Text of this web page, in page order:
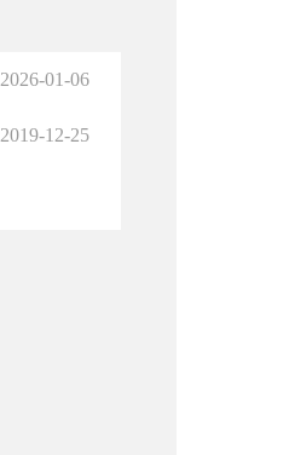
2026-01-06
2019-12-25